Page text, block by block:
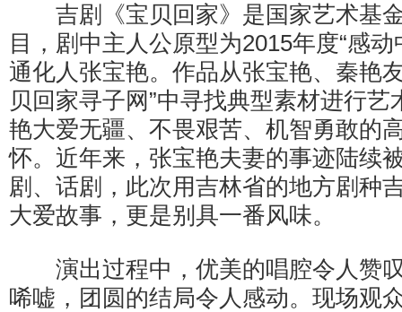
吉剧《宝贝回家》是国家艺术基
目，剧中主人公原型为2015年度“感
通化人张宝艳。作品从张宝艳、秦艳
贝回家寻子网”中寻找典型素材进行
艳大爱无疆、不畏艰苦、机智勇敢的
怀。近年来，张宝艳夫妻的事迹陆续
剧、话剧，此次用吉林省的地方剧种
大爱故事，更是别具一番风味。
演出过程中，优美的唱腔令人赞
唏嘘，团圆的结局令人感动。现场观